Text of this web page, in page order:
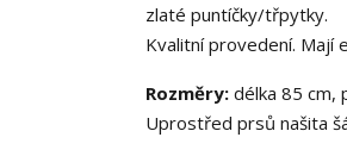
zlaté puntíčky/třpytky.
Kvalitní provedení. Mají
Rozměry: délka 85 cm,
Uprostřed prsů našita